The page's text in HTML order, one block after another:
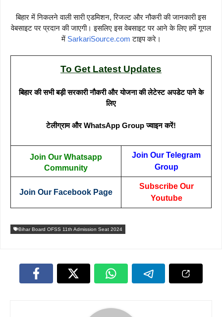
बिहार में निकलने वाली सारी एडमिशन, रिजल्ट और नौकरी की जानकारी इस
वेबसाइट पर प्रदान की जाएगी। इसलिए इस वेबसाइट पर आने के लिए हमें गूगल
में SarkariSource.com टाइप करे।
To Get Latest Updates
बिहार की सभी बड़ी सरकारी नौकरी और योजना की लेटेस्ट अपडेट पाने के
लिए
टेलीग्राम और WhatsApp Group ज्वाइन करें!
Join Our Whatsapp
Community
Join Our Telegram
Group
Join Our Facebook Page
Subscribe Our
Youtube
Bihar Board OFSS 11th Admission Seat 2024